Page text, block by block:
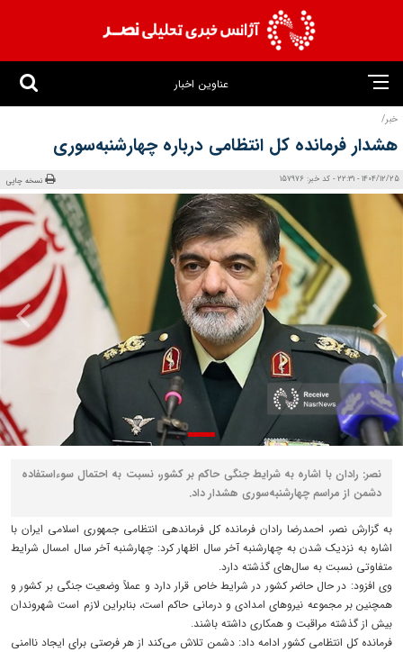
عناوین اخبار
خبر/
هشدار فرمانده کل انتظامی درباره چهارشنبه‌سوری
1404/12/25 - 22:31 - کد خبر: 157976 نسخه چاپی
نصر: رادان با اشاره به شرایط جنگی حاکم بر کشور، نسبت به احتمال سوءاستفاده
دشمن از مراسم چهارشنبه‌سوری هشدار داد.
به گزارش نصر، احمدرضا رادان فرمانده کل فرماندهی انتظامی جمهوری اسلامی ایران با
اشاره به نزدیک شدن به چهارشنبه آخر سال اظهار کرد: چهارشنبه‌ آخر سال امسال شرایط
متفاوتی نسبت به سال‌های گذشته دارد.
وی افزود: در حال حاضر کشور در شرایط خاص قرار دارد و عملاً وضعیت جنگی بر کشور و
همچنین بر مجموعه نیروهای امدادی و درمانی حاکم است، بنابراین لازم است شهروندان
بیش از گذشته مراقبت و همکاری داشته باشند.
فرمانده کل انتظامی کشور ادامه داد: دشمن تلاش می‌کند از هر فرصتی برای ایجاد ناامنی